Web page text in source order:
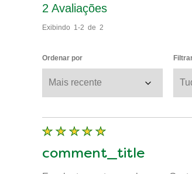
2 Avaliações
Exibindo 1-2 de 2
Ordenar por
comment_title